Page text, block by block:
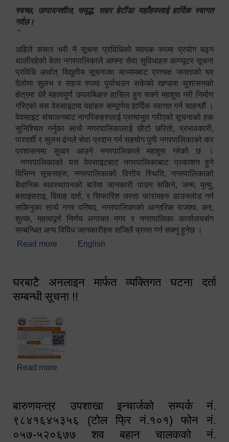
स्वच्छ, उत्पादनशील, समृद्ध, सहर हेटौंडा यहाँहरुलाई हार्दिक स्वागत
गर्दछ।
"
अहिले संसार भरी नै सूचना प्रविधिको व्यापक रुपमा प्रयोग बढ्न
थालीरहेको वेला नगरपालिकाले आफ्ना सेवा सुविधाहरु कम्प्यूटर सूचना
प्रविधि अर्थात् विद्युतीय सूचनाका माध्यमबाट प्रत्यक्ष जनताको घर
दैलोमा सुलभ र सहज रुपमा पुर्याचउन सकेको खण्डमा सुशासनको
क्षेत्रमा धेरै महत्वपुर्ण उपलब्धिहरु हासिल हुन सक्ने महशुस गरी निर्माण
गरिएको यस वेवसाइटमा यहांहरु सम्पूर्णमा हार्दिक स्वागत गर्न चाहन्छौं ।
वेवसाइट संचालनबाट नागरिकहरुलाई प्रत्याभुत गरीएको सूचनाको हक
सुनिश्चित गर्नुका साथै नगरपालिकालाई छीटो छरितो, प्रभावकारी,
पारदर्शी र सुलभ ढंगले सेवा प्रदान गर्न सहयोग पुगी नगरपालिकाको कर
प्रशासनमा सुधार आउने नगरपालिकाले महशुस गरेको छ ।
नगरपालिकाको यस वेवसाइटबाट नगरपालिकाबाट प्रकाशन हुने
विभिन्न सूचनाहरु, नगरपालिकाको वित्तीय स्थिति, नगरपालिकाको
बैधानिक व्यवस्थापनको बारेमा जानकारी पाउन सकिने, जन्म, मृत्यु,
बसाइसराइ, विवाह दर्ता, र सिफारिश जस्ता फारामहरु डाउनलोड गर्न
सकिनुका साथै नगर परिषद, नगरपालिकाको आन्तरिक राजश्व, कर,
शुल्क, महत्वपूर्ण निर्णय लगायत नगर र नगरपालिका कार्यालयसंग
सम्बन्धित अन्य विविध जानकारीहरु सजिलै प्राप्त गर्न सक्नु हुनेछ ।
Read more about स्वागतम!!!
English
घरबाटै अनलाइन मार्फत व्यक्तिगत घटना दर्ता
सम्बन्धी सूचना !!
Read more
बारुणयन्त्र उपशाखा इन्चार्जको सम्पर्क नं.
९८४१६४५३५६ (टोल फ्रि नं.१०१) फोन नं.
०५७-५२०६७७ शव बहान चालकको नं.